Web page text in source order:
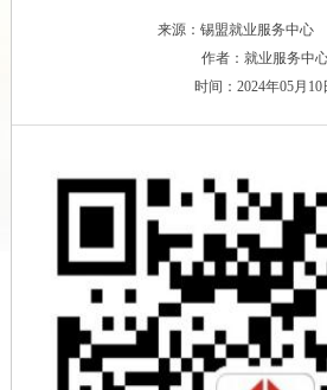
来源：锡盟就业服务中心
作者：就业服务中
时间：2024年05月10